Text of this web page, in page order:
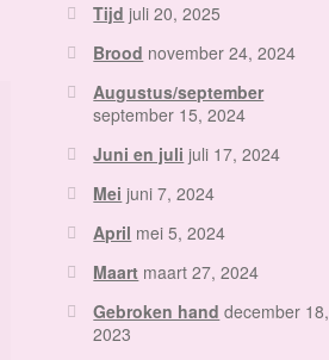
Tijd juli 20, 2025
Brood november 24, 2024
Augustus/september
september 15, 2024
Juni en juli juli 17, 2024
Mei juni 7, 2024
April mei 5, 2024
Maart maart 27, 2024
Gebroken hand december 18,
2023